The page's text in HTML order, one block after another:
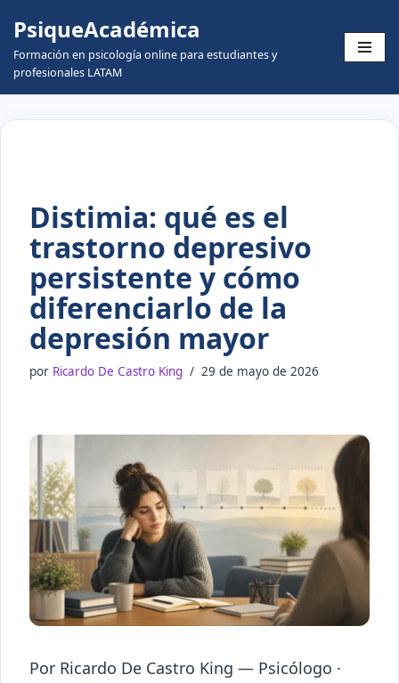
Skip
to
content
PsiqueAcadémica
Formación en psicología online para estudiantes y
profesionales LATAM
Distimia: qué es el
trastorno depresivo
persistente y cómo
diferenciarlo de la
depresión mayor
por Ricardo De Castro King 29 de mayo de 2026
Por Ricardo De Castro King — Psicólogo ·